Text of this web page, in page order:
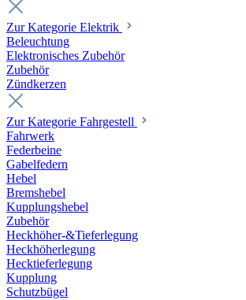
Zur Kategorie Elektrik
Beleuchtung
Elektronisches Zubehör
Zubehör
Zündkerzen
Zur Kategorie Fahrgestell
Fahrwerk
Federbeine
Gabelfedern
Hebel
Bremshebel
Kupplungshebel
Zubehör
Heckhöher-&Tieferlegung
Heckhöherlegung
Hecktieferlegung
Kupplung
Schutzbügel